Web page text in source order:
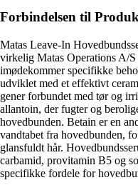
Forbindelsen til
Matas Leave-In
virkelig Matas Operations A/
imødekommer specifikke
udviklet med et effektivt
gener forbundet med tør og
allantoin, der fugter og
hovedbunden. Betain er en
vandtabet fra hovedbunden,
glansfuldt hår.
carbamid, provitamin B5 og
specifikke fordele for